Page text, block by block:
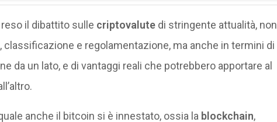
il dibattito sulle criptovalute di stringente attualità, non
e regolamentazione, ma anche in termini di
da un lato, e di vantaggi reali che potrebbero apportare al
anche il bitcoin si è innestato, ossia la blockchain,